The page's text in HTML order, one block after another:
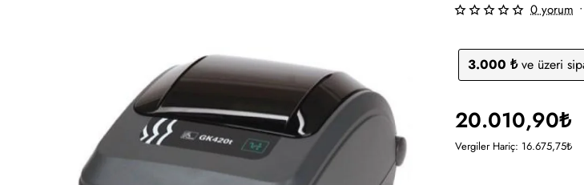
3.000 ₺ve üzeri
0 yorum •
20.010,90₺
Vergiler Hariç: 16.675,75₺